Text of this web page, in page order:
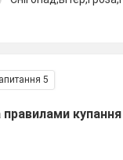
5
правилами